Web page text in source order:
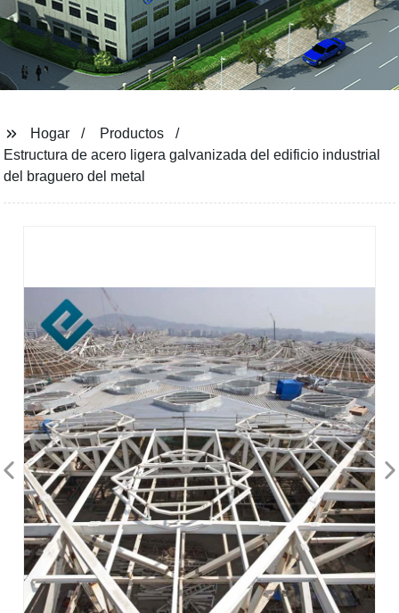
Hogar
Productos
Estructura de acero ligera galvanizada del edificio industrial
del braguero del metal